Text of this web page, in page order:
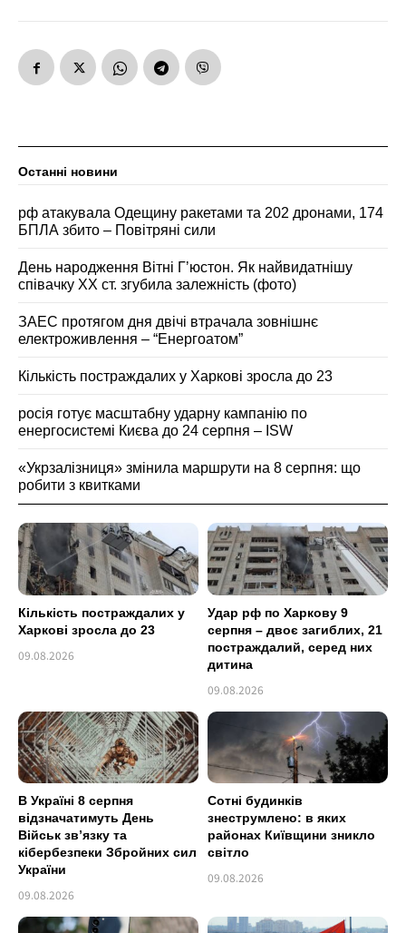
Кількість постраждалих у
Харкові зросла до 23
09.08.2026
Удар рф по Харкову 9
серпня – двоє загиблих, 21
постраждалий, серед них
дитина
09.08.2026
В Україні 8 серпня
відзначатимуть День
Військ зв’язку та
кібербезпеки Збройних сил
України
09.08.2026
Сотні будинків
знеструмлено: в яких
районах Київщини зникло
світло
09.08.2026
Останні новини
рф атакувала Одещину ракетами та 202 дронами, 174
БПЛА збито – Повітряні сили
День народження Вітні Гʼюстон. Як найвидатнішу
співачку ХХ ст. згубила залежність (фото)
ЗАЕС протягом дня двічі втрачала зовнішнє
електроживлення – “Енергоатом”
Кількість постраждалих у Харкові зросла до 23
росія готує масштабну ударну кампанію по
енергосистемі Києва до 24 серпня – ISW
«Укрзалізниця» змінила маршрути на 8 серпня: що
робити з квитками